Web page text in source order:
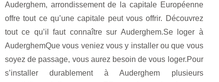
Auderghem, arrondissement de la capitale Européenne
offre tout ce qu’une capitale peut vous offrir. Découvrez
tout ce qu’il faut connaître sur Auderghem.Se loger à
AuderghemQue vous veniez vous y installer ou que vous
soyez de passage, vous aurez besoin de vous loger.Pour
s’installer durablement à Auderghem plusieurs